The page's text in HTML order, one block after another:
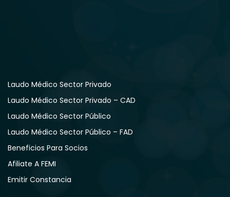
Laudo Médico Sector Privado
Laudo Médico Sector Privado – CAD
Laudo Médico Sector Público
Laudo Médico Sector Público – FAD
Beneficios Para Socios
Afiliate A FEMI
Emitir Constancia